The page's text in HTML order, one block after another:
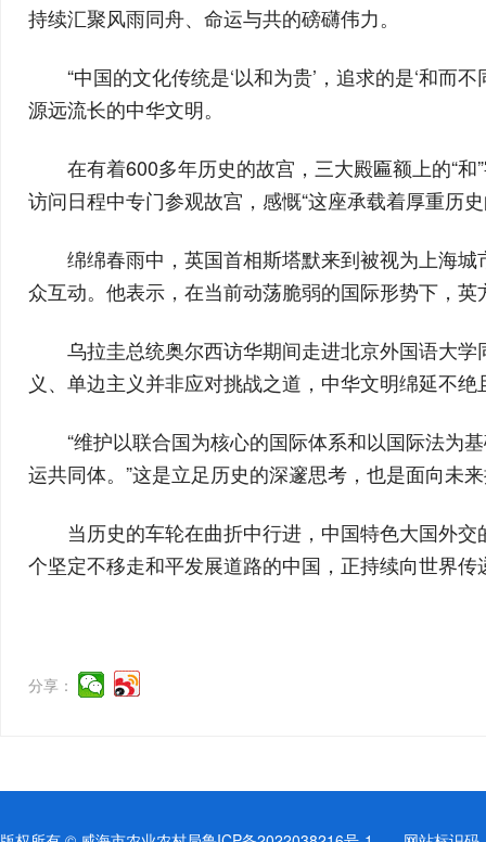
持续汇聚风雨同舟、命运与共的磅礴伟力。
“中国的文化传统是‘以和为贵’，追求的是‘和
源远流长的中华文明。
在有着600多年历史的故宫，三大殿匾额上的“
访问日程中专门参观故宫，感慨“这座承载着厚重历
绵绵春雨中，英国首相斯塔默来到被视为上海
众互动。他表示，在当前动荡脆弱的国际形势下，
乌拉圭总统奥尔西访华期间走进北京外国语大
义、单边主义并非应对挑战之道，中华文明绵延不
“维护以联合国为核心的国际体系和以国际法为
运共同体。”这是立足历史的深邃思考，也是面向未
当历史的车轮在曲折中行进，中国特色大国外
个坚定不移走和平发展道路的中国，正持续向世界
分享：